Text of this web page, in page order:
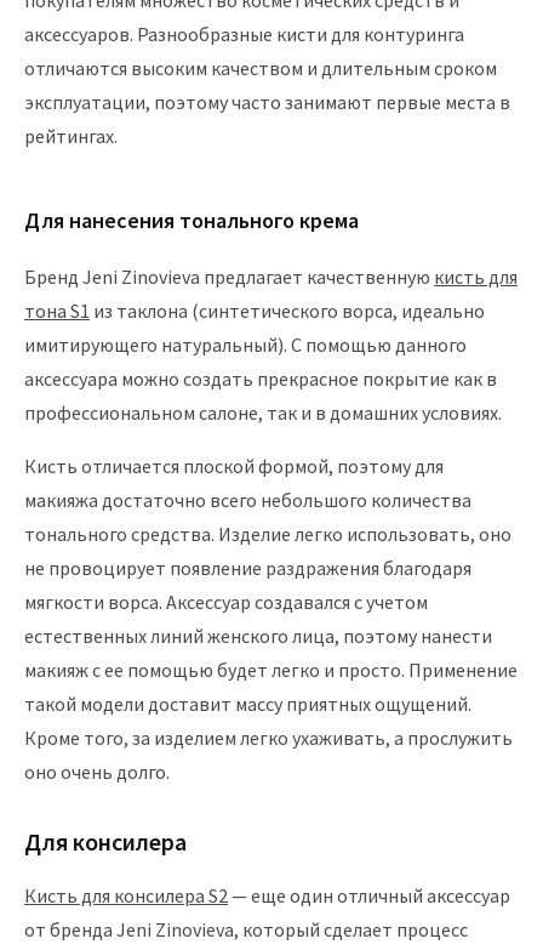
аксессуаров. Разнообразные кисти для контуринга
отличаются высоким качеством и длительным сроком
эксплуатации, поэтому часто занимают первые места в
рейтингах.
Для нанесения тонального крема
Бренд Jeni Zinovieva предлагает качественную кисть для
тона S1 из таклона (синтетического ворса, идеально
имитирующего натуральный). С помощью данного
аксессуара можно создать прекрасное покрытие как в
профессиональном салоне, так и в домашних условиях.
Кисть отличается плоской формой, поэтому для
макияжа достаточно всего небольшого количества
тонального средства. Изделие легко использовать, оно
не провоцирует появление раздражения благодаря
мягкости ворса. Аксессуар создавался с учетом
естественных линий женского лица, поэтому нанести
макияж с ее помощью будет легко и просто. Применение
такой модели доставит массу приятных ощущений.
Кроме того, за изделием легко ухаживать, а прослужить
оно очень долго.
Для консилера
Кисть для консилера S2— еще один отличный аксессуар
от бренда Jeni Zinovieva, который сделает процесс